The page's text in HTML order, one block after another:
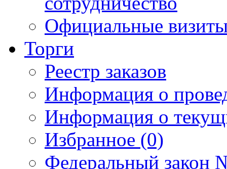
Официальные
Торги
Реестр заказов
Информация о
Информация о
Избранное (0)
Федеральный закон